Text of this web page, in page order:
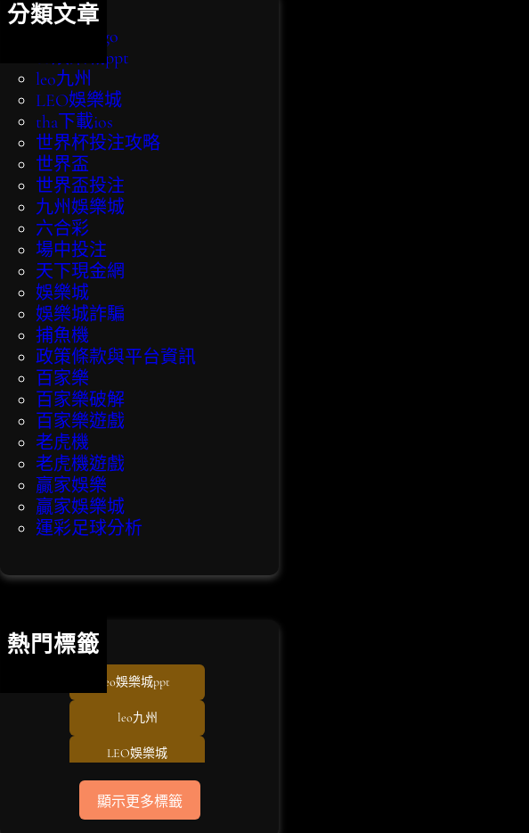
分類文章
bingo bingo
eo娛樂城ppt
leo九州
LEO娛樂城
tha下載ios
世界杯投注攻略
世界盃
世界盃投注
九州娛樂城
六合彩
場中投注
天下現金網
娛樂城
娛樂城詐騙
捕魚機
政策條款與平台資訊
百家樂
百家樂破解
百家樂遊戲
老虎機
老虎機遊戲
贏家娛樂
贏家娛樂城
運彩足球分析
熱門標籤
eo娛樂城ppt
leo九州
LEO娛樂城
usdt儲值
顯示更多標籤